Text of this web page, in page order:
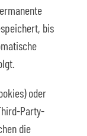
bis
oder
Party-
die